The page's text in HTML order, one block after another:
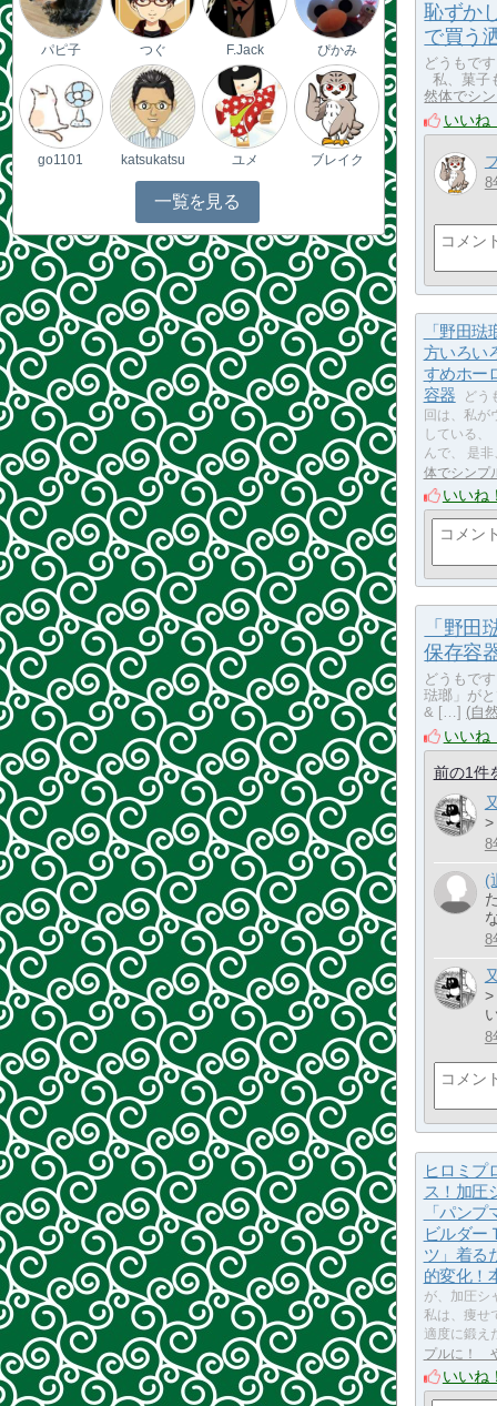
恥ずか
で買う
どうもで
私、菓子
然体でシ
いいね
8
「野田琺
方いろい
すめホー
容器
どう
回は、私が
している
んで、 是
体でシン
いいね
「野田
保存容
どうもで
琺瑯」が
& […]
自
いいね
前の1件
>
8
(
8
>
8
ヒロミプ
ス！加圧
「パンプ
ビルダー
ツ」着る
的変化！
が、加圧シ
私は、痩せ
適度に鍛え
プルに！
いいね
パピ子 つぐ F.Jack ぴかみ
go1101 katsukatsu ユメ ブレイク
一覧を見る